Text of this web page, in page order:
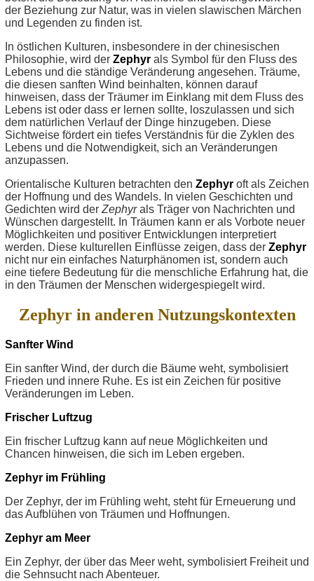
der Beziehung zur Natur, was in vielen slawischen Märchen
und Legenden zu finden ist.
In östlichen Kulturen, insbesondere in der chinesischen
Philosophie, wird der Zephyr als Symbol für den Fluss des
Lebens und die ständige Veränderung angesehen. Träume,
die diesen sanften Wind beinhalten, können darauf
hinweisen, dass der Träumer im Einklang mit dem Fluss des
Lebens ist oder dass er lernen sollte, loszulassen und sich
dem natürlichen Verlauf der Dinge hinzugeben. Diese
Sichtweise fördert ein tiefes Verständnis für die Zyklen des
Lebens und die Notwendigkeit, sich an Veränderungen
anzupassen.
Orientalische Kulturen betrachten den Zephyr oft als Zeichen
der Hoffnung und des Wandels. In vielen Geschichten und
Gedichten wird der Zephyrals Träger von Nachrichten und
Wünschen dargestellt. In Träumen kann er als Vorbote neuer
Möglichkeiten und positiver Entwicklungen interpretiert
werden. Diese kulturellen Einflüsse zeigen, dass der Zephyr
nicht nur ein einfaches Naturphänomen ist, sondern auch
eine tiefere Bedeutung für die menschliche Erfahrung hat, die
in den Träumen der Menschen widergespiegelt wird.
Zephyr in anderen Nutzungskontexten
Sanfter Wind
Ein sanfter Wind, der durch die Bäume weht, symbolisiert
Frieden und innere Ruhe. Es ist ein Zeichen für positive
Veränderungen im Leben.
Frischer Luftzug
Ein frischer Luftzug kann auf neue Möglichkeiten und
Chancen hinweisen, die sich im Leben ergeben.
Zephyr im Frühling
Der Zephyr, der im Frühling weht, steht für Erneuerung und
das Aufblühen von Träumen und Hoffnungen.
Zephyr am Meer
Ein Zephyr, der über das Meer weht, symbolisiert Freiheit und
die Sehnsucht nach Abenteuer.